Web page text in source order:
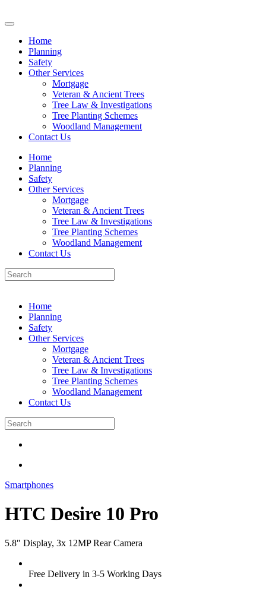
Home
Planning
Safety
Other Services
Mortgage
Veteran & Ancient Trees
Tree Law & Investigations
Tree Planting Schemes
Woodland Management
Contact Us
Home
Planning
Safety
Other Services
Mortgage
Veteran & Ancient Trees
Tree Law & Investigations
Tree Planting Schemes
Woodland Management
Contact Us
Home
Planning
Safety
Other Services
Mortgage
Veteran & Ancient Trees
Tree Law & Investigations
Tree Planting Schemes
Woodland Management
Contact Us
Smart­phones
HTC Desire 10 Pro
5.8″ Display, 3x 12MP Rear Camera
Free Delivery in 3-5 Working Days